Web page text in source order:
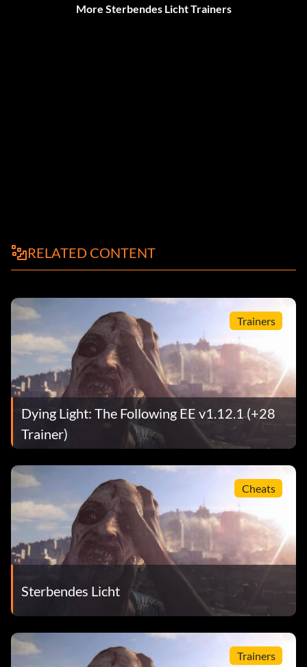
More Sterbendes Licht Trainers
RELATED CONTENT
Trainers
Dying Light: The Following EE v1.12.1 (+28
Trainer)
Cheats
Sterbendes Licht
Trainers